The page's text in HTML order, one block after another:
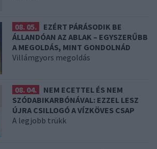
08. 05.
EZÉRT PÁRÁSODIK BE
ÁLLANDÓAN AZ ABLAK – EGYSZERŰBB
A MEGOLDÁS, MINT GONDOLNÁD
Villámgyors megoldás
08. 04.
NEM ECETTEL ÉS NEM
SZÓDABIKARBÓNÁVAL: EZZEL LESZ
ÚJRA CSILLOGÓ A VÍZKÖVES CSAP
A legjobb trükk